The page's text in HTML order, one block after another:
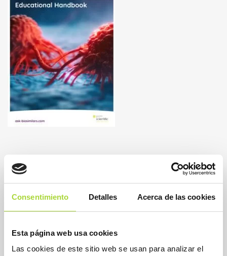
Consentimiento Detalles Acerca de las cookies
Esta página web usa cookies
Las cookies de este sitio web se usan para analizar el